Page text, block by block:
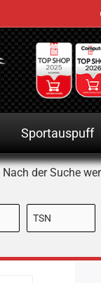
Sportauspuff
Nach der Suche